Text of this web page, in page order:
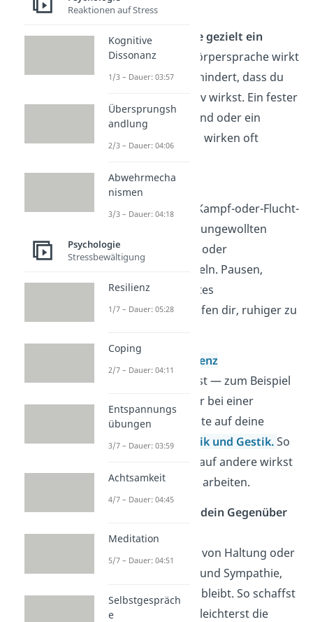
vermeiden.
Setze Körpersprache gezielt ein
Eine klare, direkte Körpersprache wirkt
authentisch und verhindert, dass du
passiv oder aggressiv wirkst. Ein fester
Blick, ein ruhiger Stand oder ein
freundliches Lächeln wirken oft
Baue Stress ab
Stress aktiviert den Kampf-oder-Flucht-
Modus und führt zu ungewollten
Signalen wie Zucken oder
angespanntem Lächeln. Pausen,
Achtsamkeit und gutes
Zeitmanagement helfen dir, ruhiger zu
Präsenz
Beobachte dich selbst — zum Beispiel
vor dem Spiegel oder bei einer
Videoaufnahme. Achte auf deine
Körperhaltung, Mimik und Gestik.So
erkennst du, wie du auf andere wirkst
— und kannst daran arbeiten.
Passe dich leicht an dein Gegenüber
an
Ein leichtes Spiegeln von Haltung oder
Gestik fördert Nähe und Sympathie,
solange es natürlich bleibt. So schaffst
du Vertrauen und erleichterst die
Reaktionen auf Stress
Kognitive
Dissonanz
1/3 – Dauer: 03:57
Übersprungsh
andlung
2/3 – Dauer: 04:06
Abwehrmecha
nismen
3/3 – Dauer: 04:18
Psychologie
Stressbewältigung
Resilienz
1/7 – Dauer: 05:28
Coping
2/7 – Dauer: 04:11
Entspannungs
übungen
3/7 – Dauer: 03:59
Achtsamkeit
4/7 – Dauer: 04:45
Meditation
5/7 – Dauer: 04:51
Selbstgespräch
e